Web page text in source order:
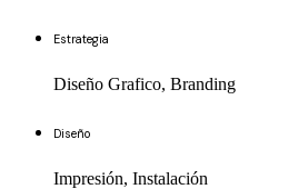
Estrategia
Diseño Grafico, Branding
Diseño
Impresión, Instalación